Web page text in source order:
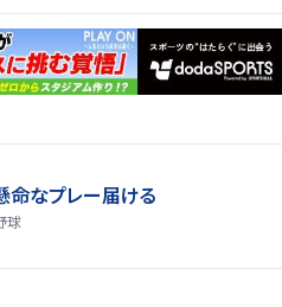
命なプレー届ける
球